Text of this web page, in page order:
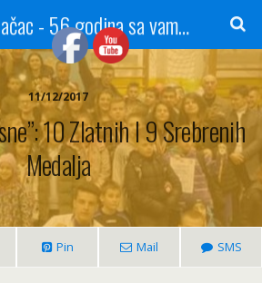
Radio Gradačac - 56 godina sa vama...
11/12/2017
10 Zlatnih I 9 Srebrenih
Medalja
Pin Mail SMS